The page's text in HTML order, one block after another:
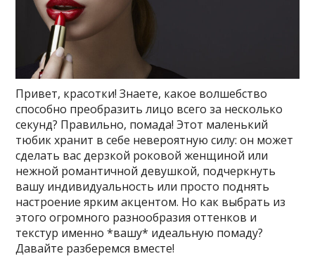
Привет, красотки! Знаете, какое волшебство
способно преобразить лицо всего за несколько
секунд? Правильно, помада! Этот маленький
тюбик хранит в себе невероятную силу: он может
сделать вас дерзкой роковой женщиной или
нежной романтичной девушкой, подчеркнуть
вашу индивидуальность или просто поднять
настроение ярким акцентом. Но как выбрать из
этого огромного разнообразия оттенков и
текстур именно *вашу* идеальную помаду?
Давайте разберемся вместе!